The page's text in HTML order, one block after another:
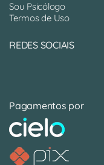
Sou Psicólogo
Termos de Uso
REDES SOCIAIS
Pagamentos por